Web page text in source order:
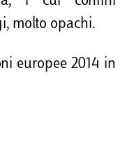
molto opachi.
europee 2014 in